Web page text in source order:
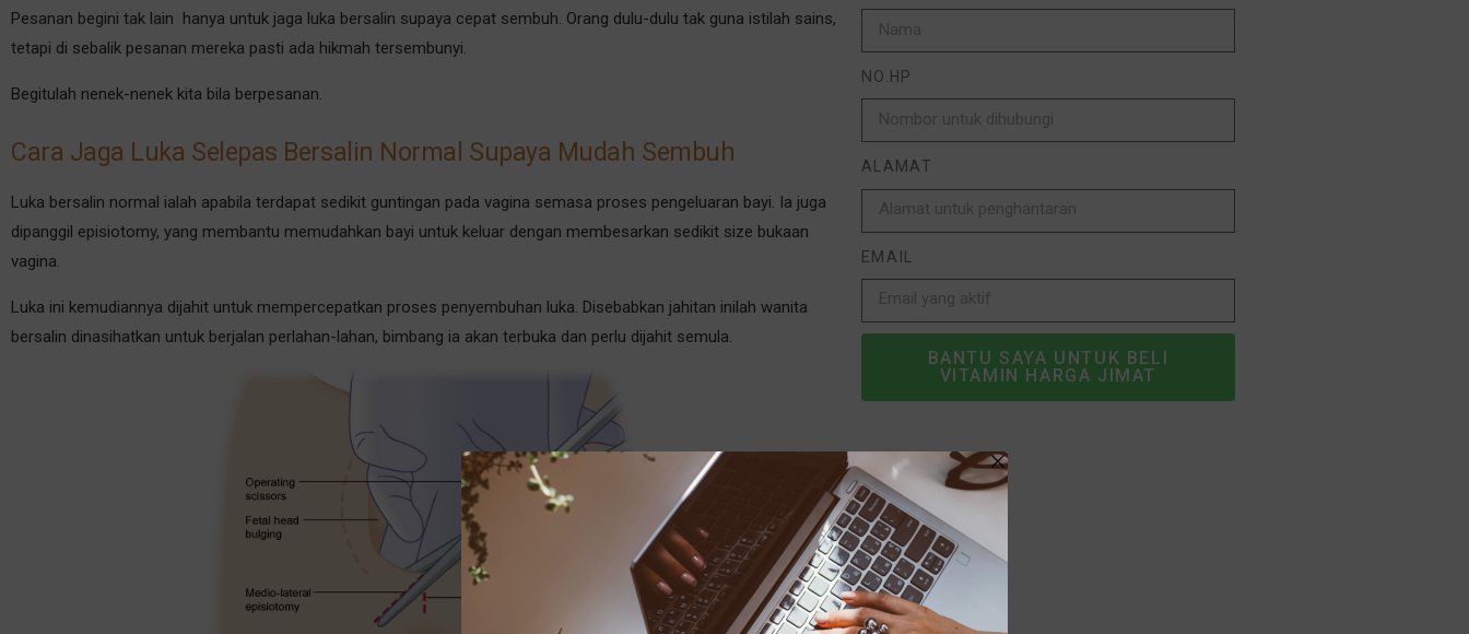
Pesanan begini tak lain hanya untuk jaga luka bersalin supaya cepat sembuh. Orang dulu-dulu tak guna istilah sains,
tetapi di sebalik pesanan mereka pasti ada hikmah tersembunyi.
Begitulah nenek-nenek kita bila berpesanan.
Cara Jaga Luka Selepas Bersalin Normal Supaya Mudah Sembuh
Luka bersalin normal ialah apabila terdapat sedikit guntingan pada vagina semasa proses pengeluaran bayi. Ia juga
dipanggil episiotomy, yang membantu memudahkan bayi untuk keluar dengan membesarkan sedikit size bukaan
vagina.
Luka ini kemudiannya dijahit untuk mempercepatkan proses penyembuhan luka. Disebabkan jahitan inilah wanita
bersalin dinasihatkan untuk berjalan perlahan-lahan, bimbang ia akan terbuka dan perlu dijahit semula.
NO.HP
ALAMAT
EMAIL
BANTU SAYA UNTUK BELI
VITAMIN HARGA JIMAT